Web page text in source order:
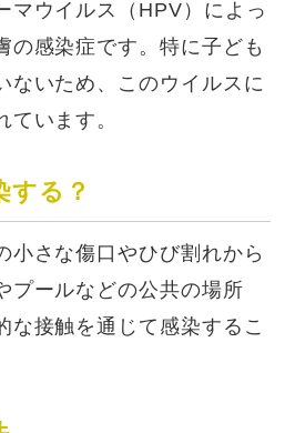
マウイルス（HPV）によっ
の感染症です。特に子ども
ないため、このウイルスに
います。
する？
小さな傷口やひび割れから
プールなどの公共の場所
な接触を通じて感染するこ